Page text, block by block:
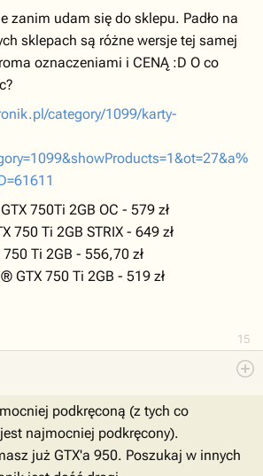
15
zanim udam się do sklepu. Padło na
sklepach są różne wersje tej samej
oznaczeniami i CENĄ :D O co
category/1099/karty-
750Ti 2GB OC - 579 zł
750 Ti 2GB STRIX - 649 zł
Ti 2GB - 556,70 zł
GTX 750 Ti 2GB - 519 zł
podkręconą (z tych co
najmocniej podkręcony).
już GTX'a 950. Poszukaj w innych